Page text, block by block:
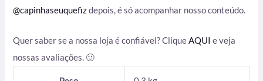
@capinhaseuquefizdepois, é só acompanhar nosso conteúdo.
Quer saber se a nossa loja é confiável? CliqueAQUI e veja
nossas avaliações. 🙂